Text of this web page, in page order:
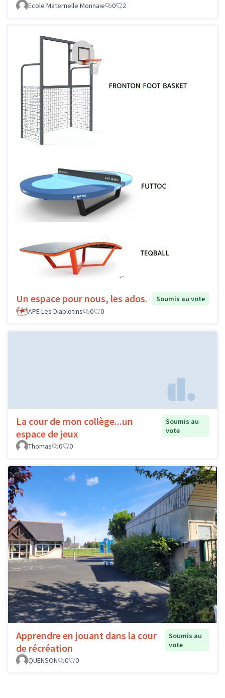
Ecole Maternelle Monnaie
0 2
Un espace pour nous, les ados.
Soumis au vote
APE Les Diablotins
0 0
La cour de mon collège...un
espace de jeux
Soumis au
vote
Thomas
0 0
Apprendre en jouant dans la cour
de récréation
Soumis au
vote
QUENSON
0 0